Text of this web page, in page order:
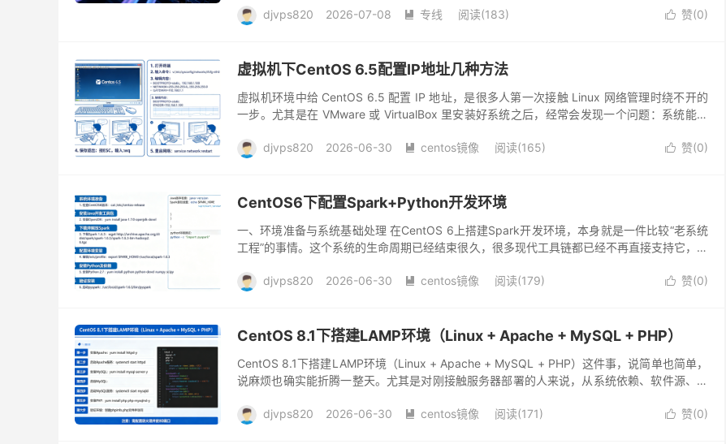
 赞(0)
djvps820 2026-07-08  专线 阅读(183)
虚拟机下CentOS 6.5配置IP地址几种方法
虚拟机环境中给 CentOS 6.5 配置 IP 地址，是很多人第一次接触 Linux 网络管理时绕不开的
一步。尤其是在 VMware 或 VirtualBox 里安装好系统之后，经常会发现一个问题：系统能启
 赞(0)
djvps820 2026-06-30  centos镜像 阅读(165)
CentOS6下配置Spark+Python开发环境
一、环境准备与系统基础处理 在CentOS 6上搭建Spark开发环境，本身就是一件比较“老系统
工程”的事情。这个系统的生命周期已经结束很久，很多现代工具链都已经不再直接支持它，但
 赞(0)
djvps820 2026-06-30  centos镜像 阅读(179)
CentOS 8.1下搭建LAMP环境（Linux + Apache + MySQL + PHP）
CentOS 8.1下搭建LAMP环境（Linux + Apache + MySQL + PHP）这件事，说简单也简单，
说麻烦也确实能折腾一整天。尤其是对刚接触服务器部署的人来说，从系统依赖、软件源、版
 赞(0)
djvps820 2026-06-30  centos镜像 阅读(171)